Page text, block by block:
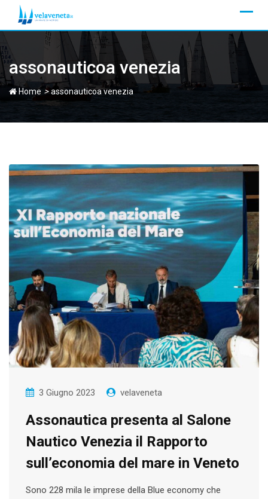
assonauticoa venezia
Home >assonauticoa venezia
3 Giugno 2023 velaveneta
Assonautica presenta al Salone
Nautico Venezia il Rapporto
sull’economia del mare in Veneto
Sono 228 mila le imprese della Blue economy che